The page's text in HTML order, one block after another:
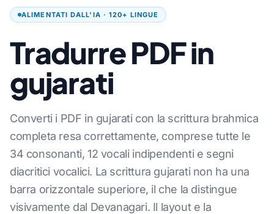
ALIMENTATI DALL'IA · 120+ LINGUE
Tradurre PDF in
gujarati
Converti i PDF in gujarati con la scrittura brahmica
completa resa correttamente, comprese tutte le
34 consonanti, 12 vocali indipendenti e segni
diacritici vocalici. La scrittura gujarati non ha una
barra orizzontale superiore, il che la distingue
visivamente dal Devanagari. Il layout e la